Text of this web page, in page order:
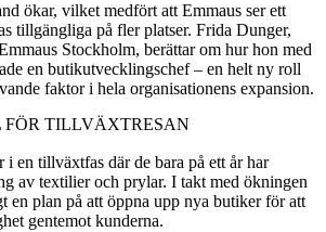
ökar, vilket medfört att Emmaus ser ett
tillgängliga på fler platser. Frida Dunger,
Stockholm, berättar om hur hon med
en butikutvecklingschef – en helt ny roll
faktor i hela organisationens expansion.
FÖR TILLVÄXTRESAN
i en tillväxtfas där de bara på ett år har
av textilier och prylar. I takt med ökningen
en plan på att öppna upp nya butiker för att
gentemot kunderna.